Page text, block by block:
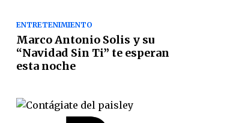
ENTRETENIMIENTO
Marco Antonio Solis y su
“Navidad Sin Ti” te esperan
esta noche